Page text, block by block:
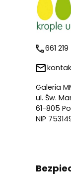
661
Galeria
ul. Św.
61-805
NIP